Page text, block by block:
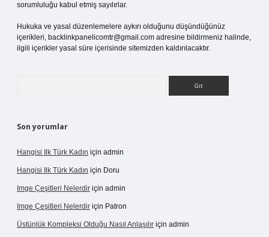
sorumluluğu kabul etmiş sayılırlar.
Hukuka ve yasal düzenlemelere aykırı olduğunu düşündüğünüz
içerikleri, backlinkpanelicomtr@gmail.com adresine bildirmeniz halinde,
ilgili içerikler yasal süre içerisinde sitemizden kaldırılacaktır.
Son yorumlar
Hangisi Ilk Türk Kadın için admin
Hangisi Ilk Türk Kadın için Doru
Imge Çeşitleri Nelerdir için admin
Imge Çeşitleri Nelerdir için Patron
Üstünlük Kompleksi Olduğu Nasıl Anlaşılır için admin